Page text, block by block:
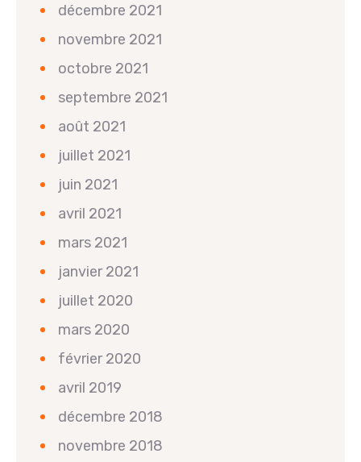
décembre 2021
novembre 2021
octobre 2021
septembre 2021
août 2021
juillet 2021
juin 2021
avril 2021
mars 2021
janvier 2021
juillet 2020
mars 2020
février 2020
avril 2019
décembre 2018
novembre 2018